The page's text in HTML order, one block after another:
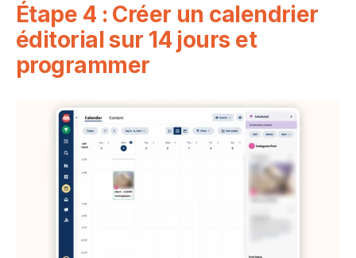
Étape 4 : Créer un calendrier
éditorial sur 14 jours et
programmer